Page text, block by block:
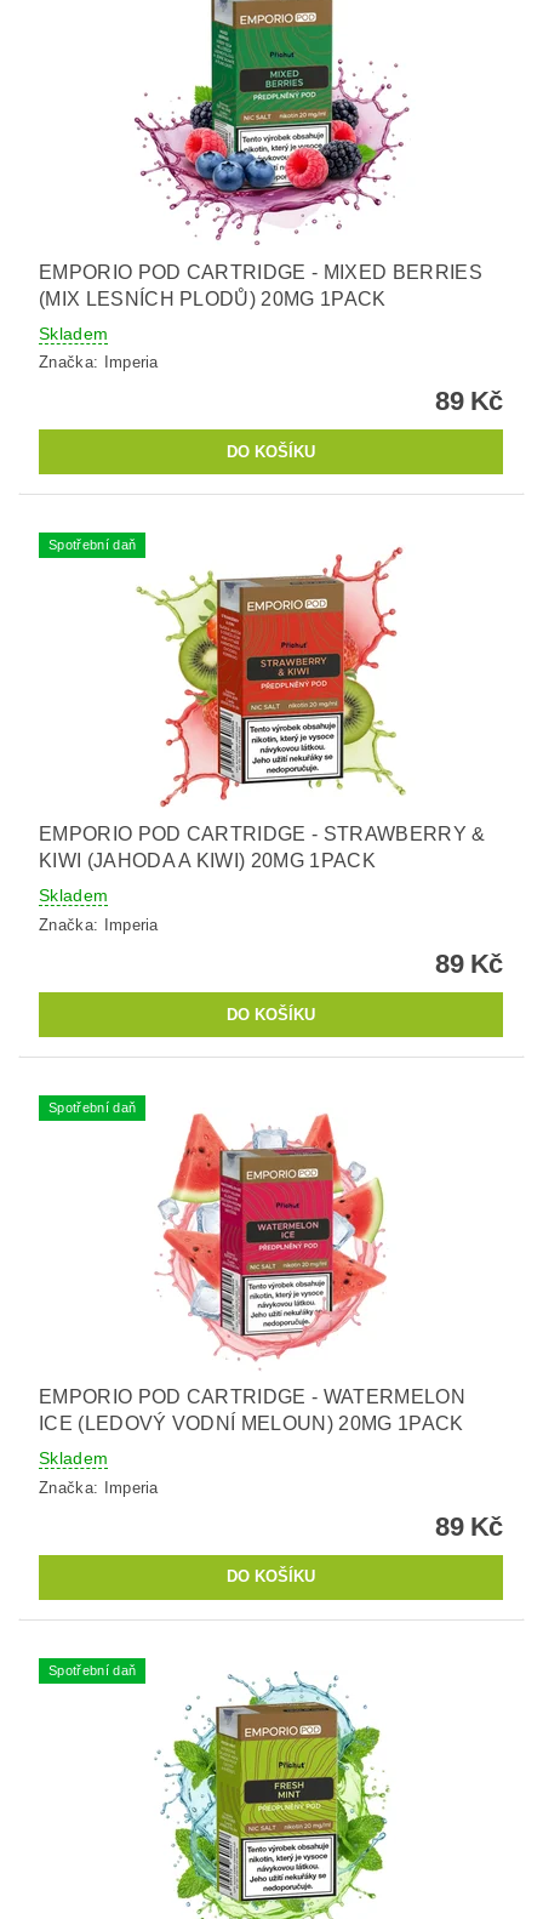
EMPORIO POD CARTRIDGE - MIXED BERRIES
(MIX LESNÍCH PLODŮ) 20MG 1PACK
Skladem
Značka: Imperia
89 Kč
Spotřební daň
EMPORIO POD CARTRIDGE - STRAWBERRY &
KIWI (JAHODA A KIWI) 20MG 1PACK
Skladem
Značka: Imperia
89 Kč
Spotřební daň
EMPORIO POD CARTRIDGE - WATERMELON
ICE (LEDOVÝ VODNÍ MELOUN) 20MG 1PACK
Skladem
Značka: Imperia
89 Kč
Spotřební daň